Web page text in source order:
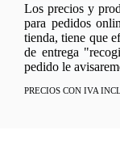
Los precios y
para pedidos
tienda, tiene que
de entrega
pedido le
PRECIOS CON IVA